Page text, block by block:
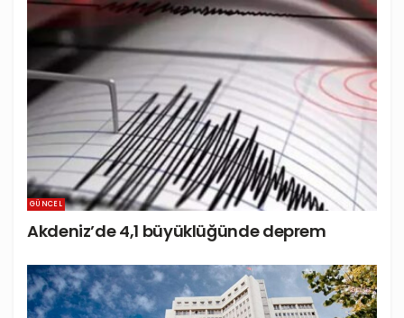
GÜNCEL
Akdeniz’de 4,1 büyüklüğünde deprem